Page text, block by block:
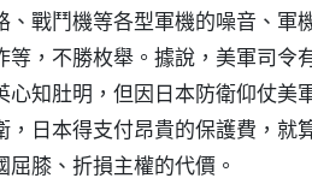
戰鬥機等各型軍機的噪音、軍
，不勝枚舉。據說，美軍司令
知肚明，但因日本防衛仰仗美
日本得支付昂貴的保護費，就
膝、折損主權的代價。